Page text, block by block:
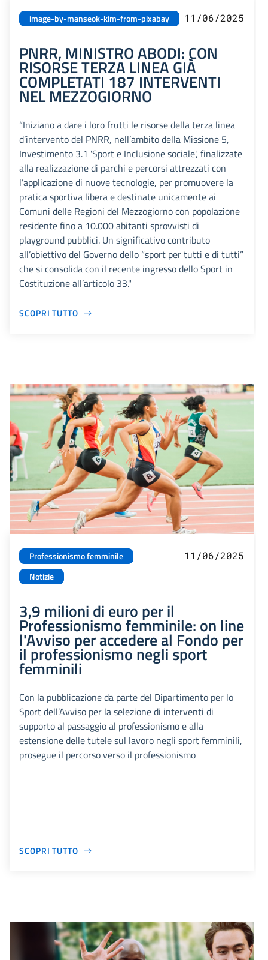
image-by-manseok-kim-from-pixabay 11/06/2025
PNRR, MINISTRO ABODI: CON
RISORSE TERZA LINEA GIÀ
COMPLETATI 187 INTERVENTI
NEL MEZZOGIORNO
“Iniziano a dare i loro frutti le risorse della terza linea
d’intervento del PNRR, nell’ambito della Missione 5,
Investimento 3.1 'Sport e Inclusione sociale', finalizzate
alla realizzazione di parchi e percorsi attrezzati con
l’applicazione di nuove tecnologie, per promuovere la
pratica sportiva libera e destinate unicamente ai
Comuni delle Regioni del Mezzogiorno con popolazione
residente fino a 10.000 abitanti sprovvisti di
playground pubblici. Un significativo contributo
all’obiettivo del Governo dello “sport per tutti e di tutti”
che si consolida con il recente ingresso dello Sport in
Costituzione all’articolo 33."
SCOPRI TUTTO
Professionismo femminile
Notizie
11/06/2025
3,9 milioni di euro per il
Professionismo femminile: on line
l'Avviso per accedere al Fondo per
il professionismo negli sport
femminili
Con la pubblicazione da parte del Dipartimento per lo
Sport dell’Avviso per la selezione di interventi di
supporto al passaggio al professionismo e alla
estensione delle tutele sul lavoro negli sport femminili,
prosegue il percorso verso il professionismo
SCOPRI TUTTO